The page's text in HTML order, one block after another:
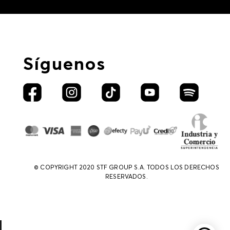
Síguenos
© COPYRIGHT 2020 STF GROUP S.A. TODOS LOS DERECHOS
RESERVADOS.